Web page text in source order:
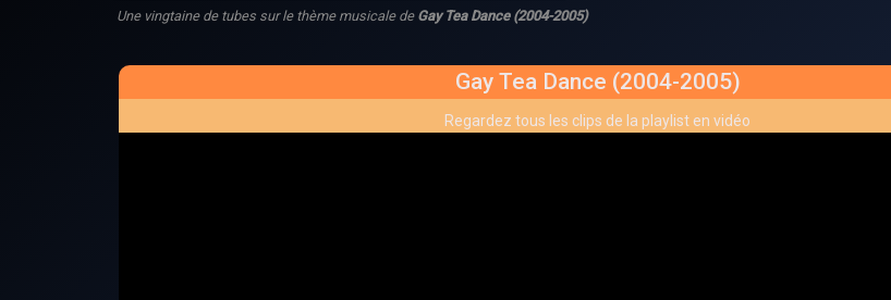
Une vingtaine de tubes sur le thème musicale de Gay Tea Dance (2004-2005)
Gay Tea Dance (2004-2005)
Regardez tous les clips de la playlist en vidéo